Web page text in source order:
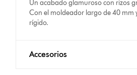
Un acabado glamuroso con rizos
Con el moldeador largo de 40 mm
rígido.
Accesorios